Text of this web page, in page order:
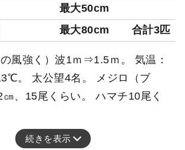
最大50cm
最大80cm 合計3匹
の風強く）波1ｍ⇒1.5ｍ。 気温：
。 太公望4名。 メジロ（ブ
㎝、15尾くらい。 ハマチ10尾く
続きを表示